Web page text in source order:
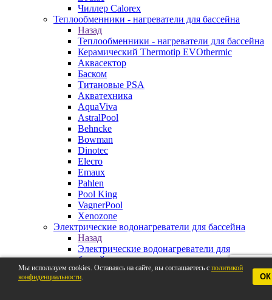
Чиллер Calorex
Теплообменники - нагреватели для бассейна
Назад
Теплообменники - нагреватели для бассейна
Керамический Thermotip EVOthermic
Аквасектор
Баском
Титановые PSA
Акватехника
AquaViva
AstralPool
Behncke
Bowman
Dinotec
Elecro
Emaux
Pahlen
Pool King
VagnerPool
Xenozone
Электрические водонагреватели для бассейна
Назад
Электрические водонагреватели для
бассейна
Pahlen
AstralPool
Мы используем cookies. Оставаясь на сайте, вы соглашаетесь с политикой
конфиденциальности. ОК